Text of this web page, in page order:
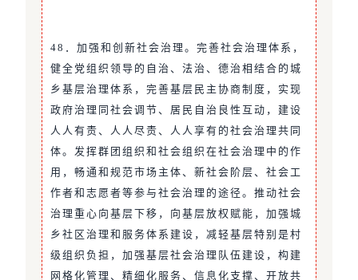
48．加强和创新社会治理。完善社会治理体系，
健全党组织领导的自治、法治、德治相结合的城
乡基层治理体系，完善基层民主协商制度，实现
政府治理同社会调节、居民自治良性互动，建设
人人有责、人人尽责、人人享有的社会治理共同
体。发挥群团组织和社会组织在社会治理中的作
用，畅通和规范市场主体、新社会阶层、社会工
作者和志愿者等参与社会治理的途径。推动社会
治理重心向基层下移，向基层放权赋能，加强城
乡社区治理和服务体系建设，减轻基层特别是村
级组织负担，加强基层社会治理队伍建设，构建
网格化管理、精细化服务、信息化支撑、开放共